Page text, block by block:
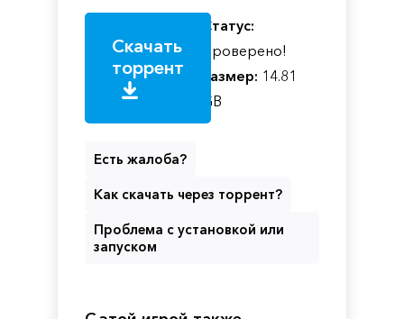
Скачать
торрент
Статус:
Проверено!
Размер: 14.81
GB
Есть жалоба?
Как скачать через торрент?
Проблема с установкой или
запуском